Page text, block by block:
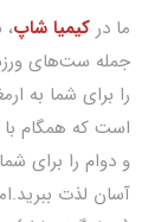
ما در کیمیا شاپ،
جمله ست‌های
را برای شما به
است که همگام با
و دوام را برای
آسان لذت